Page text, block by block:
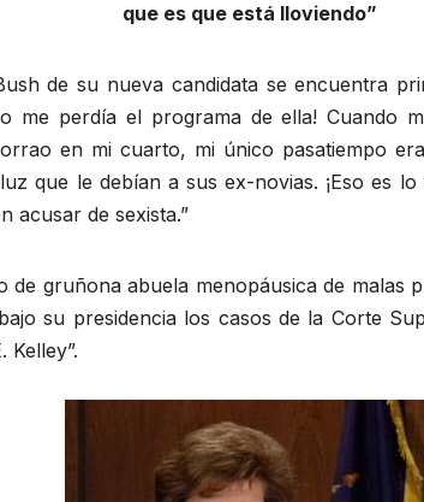
que es que está lloviendo”
de su nueva candidata se encuentra
me perdía el programa de ella! Cuando
en mi cuarto, mi único pasatiempo
que le debían a sus ex-novias. ¡Eso es
acusar de sexista.”
gruñona abuela menopáusica de malas
su presidencia los casos de la Corte
Kelley”.